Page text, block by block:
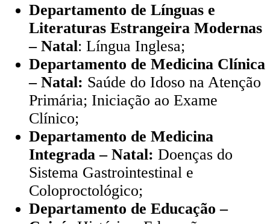
Departamento de Línguas e
Literaturas Estrangeira Modernas
– Natal: Língua Inglesa;
Departamento de Medicina Clínica
– Natal: Saúde do Idoso na Atenção
Primária; Iniciação ao Exame
Clínico;
Departamento de Medicina
Integrada – Natal: Doenças do
Sistema Gastrointestinal e
Coloproctológico;
Departamento de Educação –